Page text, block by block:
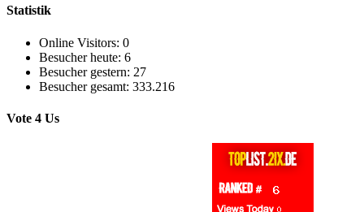
Statistik
Online Visitors: 0
Besucher heute: 6
Besucher gestern: 27
Besucher gesamt: 333.216
Vote 4 Us